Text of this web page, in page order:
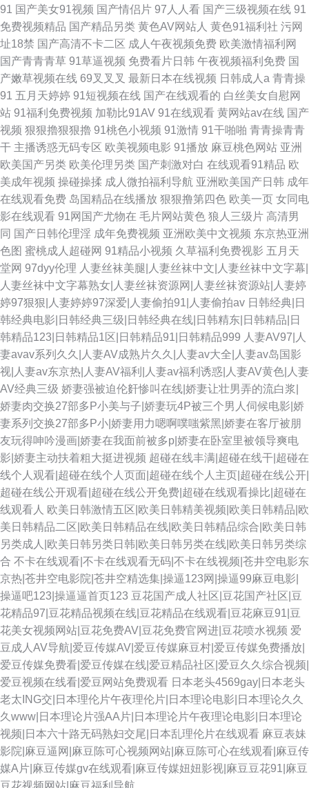
91 国产美女91视频 国产情侣片 97人人看 国产三级视频在线 91
免费视频精品 国产精品另类 黄色AV网站人 黄色91福利社 污网
址18禁 国产高清不卡二区 成人午夜视频免费 欧美激情福利网
国产青青青草 91草逼视频 免费看片日韩 午夜视频福利免费 国
产嫩草视频在线 69叉叉叉 最新日本在线视频 日韩成人a 青青操
91 五月天婷婷 91短视频在线 国产在线观看的 白丝美女自慰网
站 91福利免费视频 加勒比91AV 91在线观看 黄网站av在线 国产
视频 狠狠擼狠狠擼 91桃色小视频 91激情 91干啪啪 青青操青青
干 主播诱惑无码专区 欧美视频电影 91播放 麻豆桃色网站 亚洲
欧美国产另类 欧美伦理另类 国产刺激对白 在线观看91精品 欧
美成年视频 操碰操揉 成人微拍福利导航 亚洲欧美国产日韩 成年
在线观看免费 岛国精品在线播放 狠狠撸第四色 欧美一页 女同电
影在线观看 91网国产尤物在 毛片网站黄色 狼人三级片 高清男
同 国产日韩伦理淫 成年免费视频 亚洲欧美中文视频 东京热亚洲
色图 蜜桃成人超碰网 91精品小视频 久草福利免费视影 五月天
堂网 97dyy伦理 人妻丝袜美腿|人妻丝袜中文|人妻丝袜中文字幕|
人妻丝袜中文字幕熟女|人妻丝袜资源网|人妻丝袜资源站|人妻婷
婷97狠狠|人妻婷婷97深爱|人妻偷拍91|人妻偷拍av 日韩经典|日
韩经典电影|日韩经典三级|日韩经典在线|日韩精东|日韩精品|日
韩精品123|日韩精品1区|日韩精品91|日韩精品999 人妻AV97|人
妻avav系列久久|人妻AV成熟片久久|人妻av大全|人妻av岛国影
视|人妻av东京热|人妻AV福利|人妻av福利诱惑|人妻AV黄色|人妻
AV经典三级 娇妻强被迫伦姧惨叫在线|娇妻让壮男弄的流白浆|
娇妻肉交换27部多P小美与子|娇妻玩4P被三个男人伺候电影|娇
妻系列交换27部多P小|娇妻用力嗯啊噗嗤紫黑|娇妻在客厅被朋
友玩得呻吟漫画|娇妻在我面前被多p|娇妻在卧室里被领导爽电
影|娇妻主动扶着粗大挺进视频 超碰在线丰满|超碰在线干|超碰在
线个人观看|超碰在线个人页面|超碰在线个人主页|超碰在线公开|
超碰在线公开观看|超碰在线公开免费|超碰在线观看操比|超碰在
线观看人 欧美日韩激情五区|欧美日韩精美视频|欧美日韩精品|欧
美日韩精品二区|欧美日韩精品在线|欧美日韩精品综合|欧美日韩
另类成人|欧美日韩另类日韩|欧美日韩另类在线|欧美日韩另类综
合 不卡在线观看|不卡在线观看无码|不卡在线视频|苍井空电影东
京热|苍井空电影院|苍井空精选集|操逼123网|操逼99麻豆电影|
操逼吧123|操逼逼首页123 豆花国产成人社区|豆花国产社区|豆
花精品97|豆花精品视频在线|豆花精品在线观看|豆花麻豆91|豆
花美女视频网站|豆花免费AV|豆花免费官网进|豆花喷水视频 爱
豆成人AV导航|爱豆传媒AV|爱豆传媒麻豆村|爱豆传媒免费播放|
爱豆传媒免费看|爱豆传媒在线|爱豆精品社区|爱豆久久综合视频|
爱豆视频在线看|爱豆网站免费观看 日本老头4569gay|日本老头
老太ING交|日本理伦片午夜理伦片|日本理论电影|日本理论久久
久www|日本理论片强AA片|日本理论片午夜理论电影|日本理论
视频|日本六十路无码熟妇交尾|日本乱理伦片在线观看 麻豆表妹
影院|麻豆逼网|麻豆陈可心视频网站|麻豆陈可心在线观看|麻豆传
媒A片|麻豆传媒gv在线观看|麻豆传媒妞妞影视|麻豆豆花91|麻豆
豆花视频网站|麻豆福利导航